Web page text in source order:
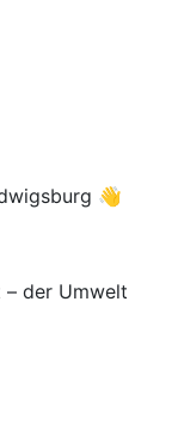
👋
– der Umwelt